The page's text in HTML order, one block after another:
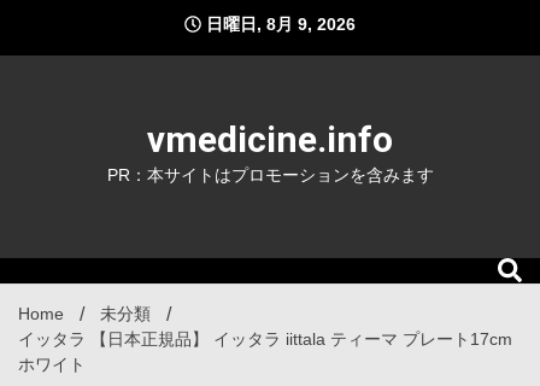
content
日曜日, 8月 9, 2026
vmedicine.info
PR：本サイトはプロモーションを含みます
Home
未分類
イッタラ 【日本正規品】 イッタラ iittala ティーマ プレート17cm
ホワイト